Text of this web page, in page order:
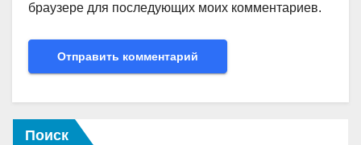
браузере для последующих моих комментариев.
Поиск